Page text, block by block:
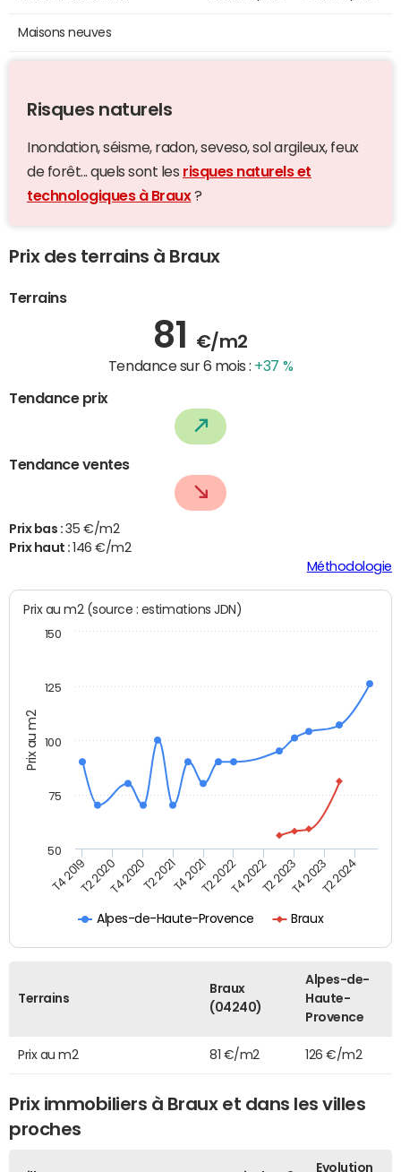
Maisons neuves
Risques naturels
Inondation, séisme, radon, seveso, sol argileux, feux
de forêt... quels sont les risques naturels et
technologiques à Braux?
Prix des terrains à Braux
Terrains
81 €/m2
Tendance sur 6 mois : +37 %
Tendance prix
Tendance ventes
Prix bas : 35 €/m2
Prix haut : 146 €/m2
Méthodologie
Prix au m2
Prix au m2 (source : estimations JDN)
Alpes-de-Haute-Provence Braux
T4 2019T2 2020T4 2020T2 2021T4 2021T2 2022T4 2022T2 2023T4 2023T2 2024
100
50
75
125
150
Terrains
Braux
(04240)
Alpes-de-
Haute-
Provence
Prix au m2 81 €/m2 126 €/m2
Prix immobiliers à Braux et dans les villes
proches
Evolution